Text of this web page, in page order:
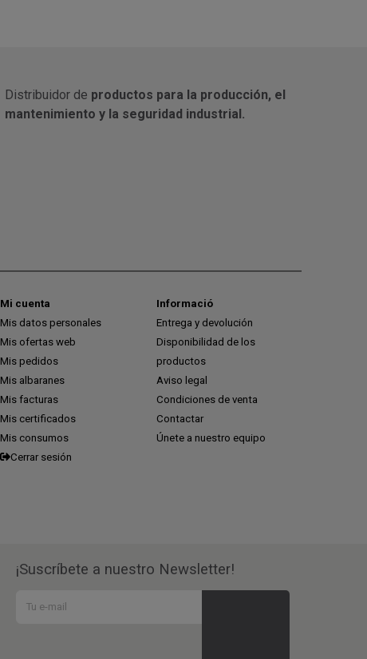
Distribuidor de productos para la producción, el
mantenimiento y la seguridad industrial.
Mi cuenta
Mis datos personales
Mis ofertas web
Mis pedidos
Mis albaranes
Mis facturas
Mis certificados
Mis consumos
Cerrar sesión
Informació
Entrega y devolución
Disponibilidad de los
productos
Aviso legal
Condiciones de venta
Contactar
Únete a nuestro equipo
¡Suscríbete a nuestro Newsletter!